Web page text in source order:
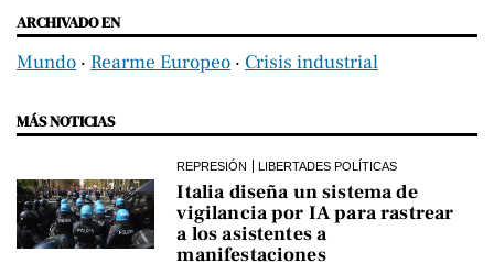
ARCHIVADO EN
Mundo ‧ Rearme Europeo ‧ Crisis industrial
MÁS NOTICIAS
REPRESIÓN LIBERTADES POLÍTICAS
Italia diseña un sistema de
vigilancia por IA para rastrear
a los asistentes a
manifestaciones